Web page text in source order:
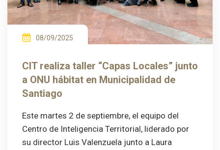
08/09/2025
CIT realiza taller “Capas Locales” junto
a ONU hábitat en Municipalidad de
Santiago
Este martes 2 de septiembre, el equipo del
Centro de Inteligencia Territorial, liderado por
su director Luis Valenzuela junto a Laura